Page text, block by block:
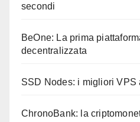
secondi
BeOne: La prima
decentralizzata
SSD Nodes: i migliori
ChronoBank: la